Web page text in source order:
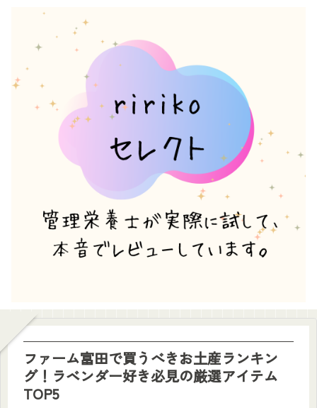
ファーム富田で買うべきお土産ランキン
グ！ラベンダー好き必見の厳選アイテム
TOP5